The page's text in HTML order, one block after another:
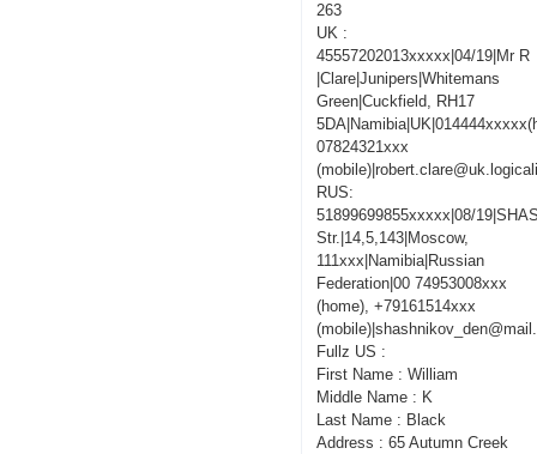
263
UK :
45557202013xxxxx|04/19|Mr R
|Clare|Junipers|Whitemans
Green|Cuckfield, RH17
07824321xxx
RUS:
51899699855xxxxx|08/
Str.|14,5,143|Moscow,
111xxx|Namibia|Russian
Federation|00 74953008xxx
(home), +79161514xxx
Fullz US :
First Name : William
Middle Name : K
Last Name : Black
Address : 65 Autumn Creek